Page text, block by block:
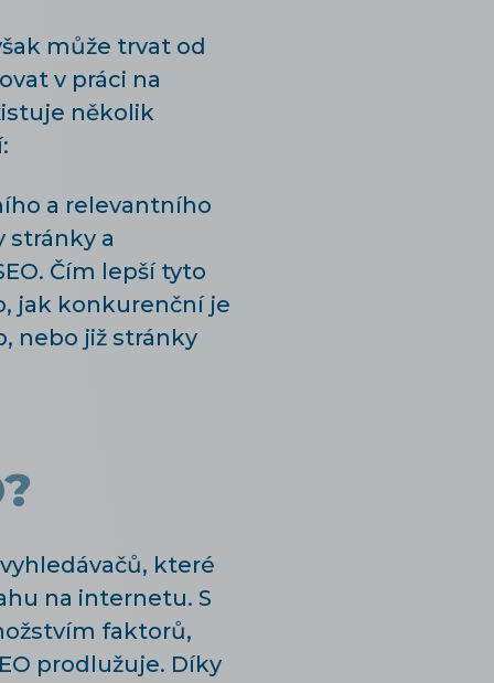
může trvat od
v práci na
několik
a relevantního
stránky a
Čím lepší tyto
jak konkurenční je
nebo již stránky
které
na internetu. S
faktorů,
prodlužuje. Díky